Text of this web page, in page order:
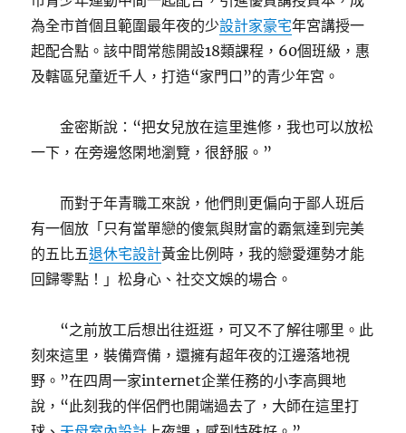
為全市首個且範圍最年夜的少設計家豪宅年宮講授一
起配合點。該中間常態開設18類課程，60個班級，惠
及轄區兒童近千人，打造“家門口”的青少年宮。
金密斯說：“把女兒放在這里進修，我也可以放松
一下，在旁邊悠閑地瀏覽，很舒服。”
而對于年青職工來說，他們則更偏向于鄙人班后
有一個放「只有當單戀的傻氣與財富的霸氣達到完美
的五比五退休宅設計黃金比例時，我的戀愛運勢才能
回歸零點！」松身心、社交文娛的場合。
“之前放工后想出往逛逛，可又不了解往哪里。此
刻來這里，裝備齊備，還擁有超年夜的江邊落地視
野。”在四周一家internet企業任務的小李高興地
說，“此刻我的伴侶們也開端過去了，大師在這里打